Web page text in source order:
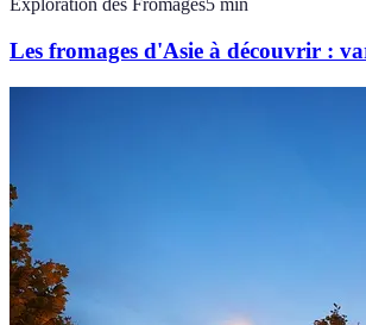
Exploration des Fromages5 min
Les fromages d'Asie à découvrir :